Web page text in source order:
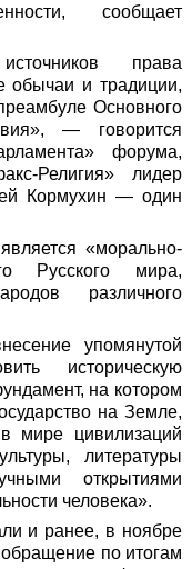
сообщает
права
обычаи и традиции,
Основного
— говорится
форума,
Религия» лидер
Кормухин — один
«морально-
Русского мира,
различного
упомянутой
историческую
на котором
на Земле,
мире цивилизаций
литературы
открытиями
человека».
и ранее, в ноябре
по итогам